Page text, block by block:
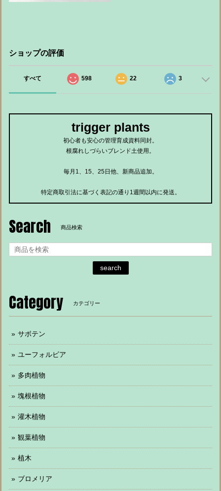
ショップの評価
すべて 598 22 3
trigger plants
初心者も安心の管理育成資料同封。
根腐れしづらいブレンド土使用。
毎月1、15、25日他、新商品追加。
特定商取引法に基づく表記の通り1週間以内に発送。
Search 商品検索
search
Category カテゴリー
サボテン
ユーフォルビア
多肉植物
塊根植物
灌木植物
観葉植物
植木
ブロメリア